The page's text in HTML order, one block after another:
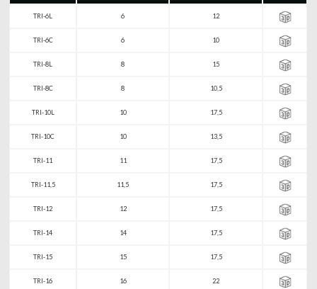
TRI-6L 6 12
TRI-6C 6 10
TRI-8L 8 15
TRI-8C 8 10,5
TRI-10L 10 17,5
TRI-10C 10 13,5
TRI-11 11 17,5
TRI-11,5 11,5 17,5
TRI-12 12 17,5
TRI-14 14 17,5
TRI-15 15 17,5
TRI-16 16 22